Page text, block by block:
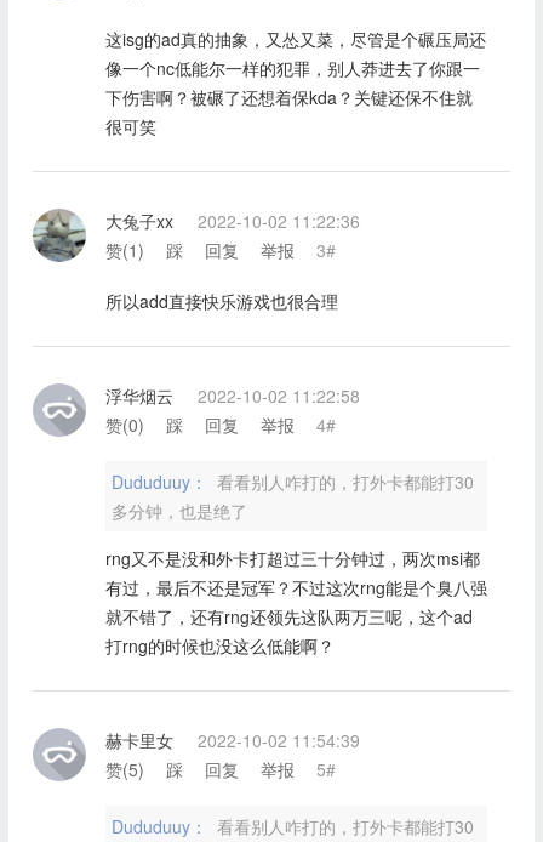
这isg的ad真的抽象，又怂又菜，尽管是个碾压局还
像一个nc低能尔一样的犯罪，别人莽进去了你跟一
下伤害啊？被碾了还想着保kda？关键还保不住就
很可笑
大兔子xx
2022-10-02 11:22:36
赞(1) 踩 回复 举报 3#
所以add直接快乐游戏也很合理
浮华烟云
2022-10-02 11:22:58
赞(0) 踩 回复 举报 4#
Dududuuy：
看看别人咋打的，打外卡都能打30
多分钟，也是绝了
rng又不是没和外卡打超过三十分钟过，两次msi都
有过，最后不还是冠军？不过这次rng能是个臭八强
就不错了，还有rng还领先这队两万三呢，这个ad
打rng的时候也没这么低能啊？
赫卡里女
2022-10-02 11:54:39
赞(5) 踩 回复 举报 5#
Dududuuy：
看看别人咋打的，打外卡都能打30